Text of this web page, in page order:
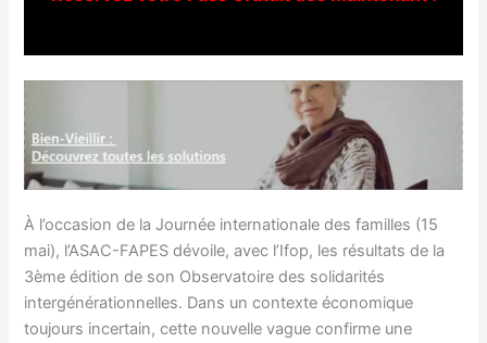
À l’occasion de la Journée internationale des familles (15
mai), l’ASAC-FAPES dévoile, avec l’Ifop, les résultats de la
3ème édition de son Observatoire des solidarités
intergénérationnelles. Dans un contexte économique
toujours incertain, cette nouvelle vague confirme une